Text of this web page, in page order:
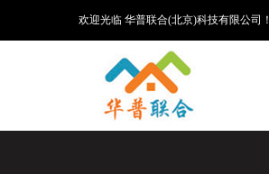
欢迎光临 华普联合(北京)科技有限公司！